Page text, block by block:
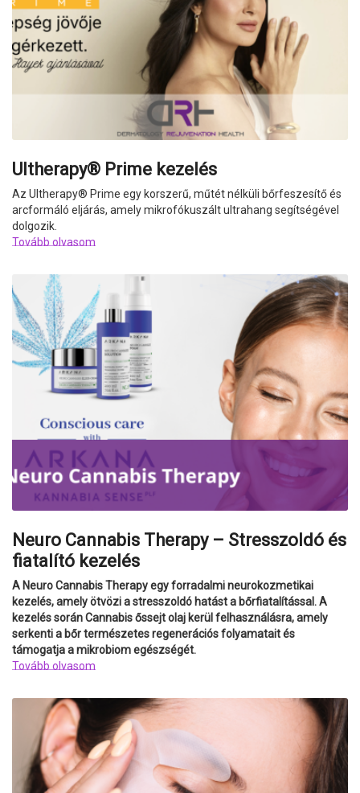
Ultherapy® Prime kezelés
Az Ultherapy® Prime egy korszerű, műtét nélküli bőrfeszesítő és
arcformáló eljárás, amely mikrofókuszált ultrahang segítségével
dolgozik.
Tovább olvasom
Neuro Cannabis Therapy – Stresszoldó és
fiatalító kezelés
A Neuro Cannabis Therapy egy forradalmi neurokozmetikai
kezelés, amely ötvözi a stresszoldó hatást a bőrfiatalítással. A
kezelés során Cannabis őssejt olaj kerül felhasználásra, amely
serkenti a bőr természetes regenerációs folyamatait és
támogatja a mikrobiom egészségét.
Tovább olvasom